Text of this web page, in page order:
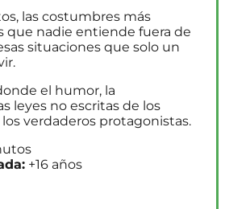
las costumbres más
que nadie entiende fuera de
situaciones que solo un
el humor, la
leyes no escritas de los
verdaderos protagonistas.
+16 años